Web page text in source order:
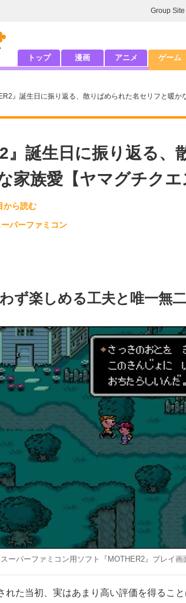
Group Site
トップ 漫画 アニメ ゲーム
』誕生日に振り返る、散りばめられた名セリフと暖か
』誕生日に振り返る
家族愛【ヤマグチクエ
から読む
パーファミコン
ず楽しめる工夫と唯一無
スーパーファミコン用ソフト『MOTHER2』プレイ画
た当初、実はあまり高い評価を得るこ